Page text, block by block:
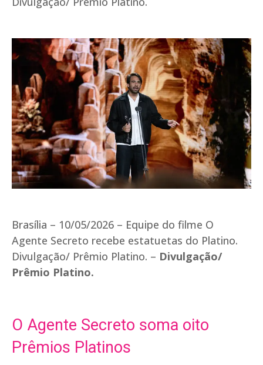
Brasília – 10/05/2026 – Equipe do filme O
Agente Secreto recebe estatuetas do Platino.
Divulgação/ Prêmio Platino. – Divulgação/
Prêmio Platino.
O Agente Secreto soma oito
Prêmios Platinos